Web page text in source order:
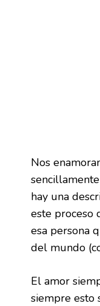
Nos
hay una
este proceso
esa persona
del mundo
El amor
siempre esto